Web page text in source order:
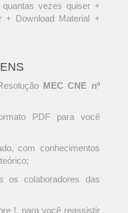
vezes quiser +
+ Download Material +
MEC CNE nº
PDF para você
com conhecimentos
os colaboradores das
!, para você reassistir